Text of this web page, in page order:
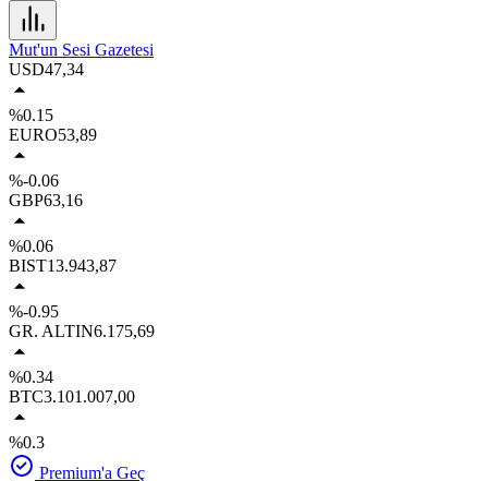
Mut'un Sesi Gazetesi
USD47,34
%0.15
EURO53,89
%-0.06
GBP63,16
%0.06
BIST13.943,87
%-0.95
GR. ALTIN6.175,69
%0.34
BTC3.101.007,00
%0.3
Premium'a Geç